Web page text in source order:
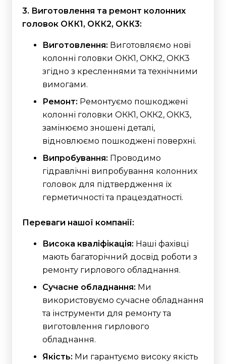
3. Виготовлення та ремонт колонних
головок ОКК1, ОКК2, ОКК3:
Виготовлення: Виготовляємо нові
колонні головки ОКК1, ОКК2, ОКК3
згідно з кресленнями та технічними
вимогами.
Ремонт: Ремонтуємо пошкоджені
колонні головки ОКК1, ОКК2, ОКК3,
замінюємо зношені деталі,
відновлюємо пошкоджені поверхні.
Випробування: Проводимо
гідравлічні випробування колонних
головок для підтвердження їх
герметичності та працездатності.
Переваги нашої компанії:
Висока кваліфікація: Наші фахівці
мають багаторічний досвід роботи з
ремонту гирлового обладнання.
Сучасне обладнання: Ми
використовуємо сучасне обладнання
та інструменти для ремонту та
виготовлення гирлового
обладнання.
Якість: Ми гарантуємо високу якість